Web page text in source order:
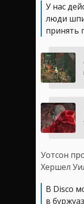
У нас
люди
принять
Уотсон
Хершел
В Disco
в